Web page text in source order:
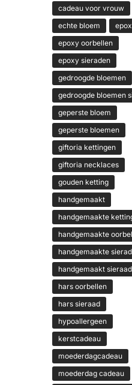
cadeau voor vrouw
echte bloem
epoxy oorbellen
epoxy sieraden
gedroogde bloemen
gedroogde bloemen
geperste bloem
geperste bloemen
giftoria kettingen
giftoria necklaces
gouden ketting
handgemaakt
handgemaakte
handgemaakte
handgemaakte
handgemaakt sieraad
hars oorbellen
hars sieraad
hypoallergeen
kerstcadeau
moederdagcadeau
moederdag cadeau